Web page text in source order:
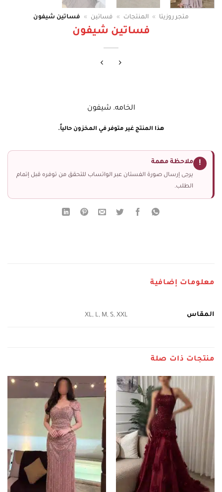
متجر روزيتا » المنتجات » فساتين » فساتين شيفون
فساتين شيفون
الخامه. شيفون
هذا المنتج غير متوفر في المخزون حالياً.
! ملاحظة مهمة
يرجى إرسال صورة الفستان عبر الواتساب للتحقق من توفره قبل إتمام
الطلب.
معلومات إضافية
المقاس XL, L, M, S, XXL
منتجات ذات صلة